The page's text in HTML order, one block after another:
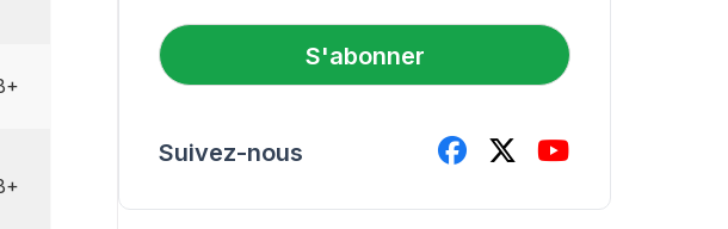
l
*
S'abonner
Suivez-nous